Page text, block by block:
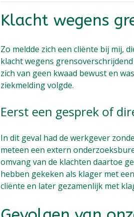
Klacht wegens
Zo meldde zich een cliënte bij mij,
klacht wegens
zich van geen kwaad bewust en
ziekmelding volgde.
Eerst een gesprek of
In dit geval had de werkgever
meteen een extern
omvang van de klachten daartoe
hebben gekeken als klager met
cliënte en later gezamenlijk met